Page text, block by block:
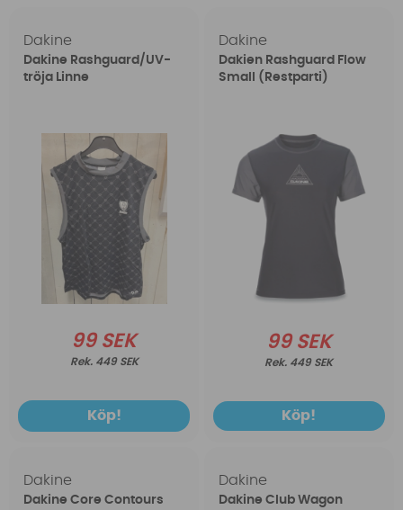
Dakine
Dakine Rashguard/UV-
tröja Linne
99 SEK
449 SEK
Köp!
Dakine
Dakien Rashguard Flow
Small (Restparti)
99 SEK
449 SEK
Köp!
Dakine
Dakine Core Contours
Dakine
Dakine Club Wagon